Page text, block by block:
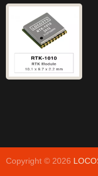
Copyright © 2026